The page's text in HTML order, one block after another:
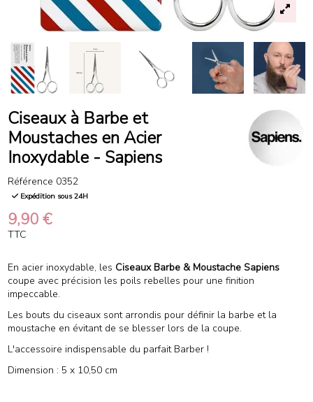
Ciseaux à Barbe et
Moustaches en Acier
Inoxydable - Sapiens
Référence 0352
Expédition sous 24H
9,90 €
TTC
En acier inoxydable, les Ciseaux Barbe & Moustache Sapiens
coupe avec précision les poils rebelles pour une finition
impeccable.
Les bouts du ciseaux sont arrondis pour définir la barbe et la
moustache en évitant de se blesser lors de la coupe.
L'accessoire indispensable du parfait Barber !
Dimension : 5 x 10,50 cm